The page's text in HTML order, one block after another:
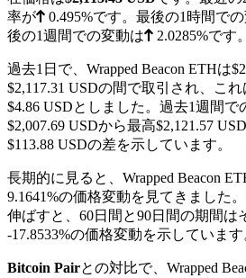
率が
0.495%です。最後の1時間で
後の1週間での変動は
2.0285%です。
過去1日で、Wrapped Beacon ETHは
$2,117.31 USDの間で取引され、こ
$4.86 USDとしました。過去1週間で
$2,007.69 USDから最高$2,121.57
$113.88 USDの差を示しています。
長期的に見ると、Wrapped Beacon
9.1641%の価格変動を見てきました
伸ばすと、60日間と90日間の期間は
-17.8533%の価格変動を示しています
Bitcoin Pairとの対比で、Wrapped